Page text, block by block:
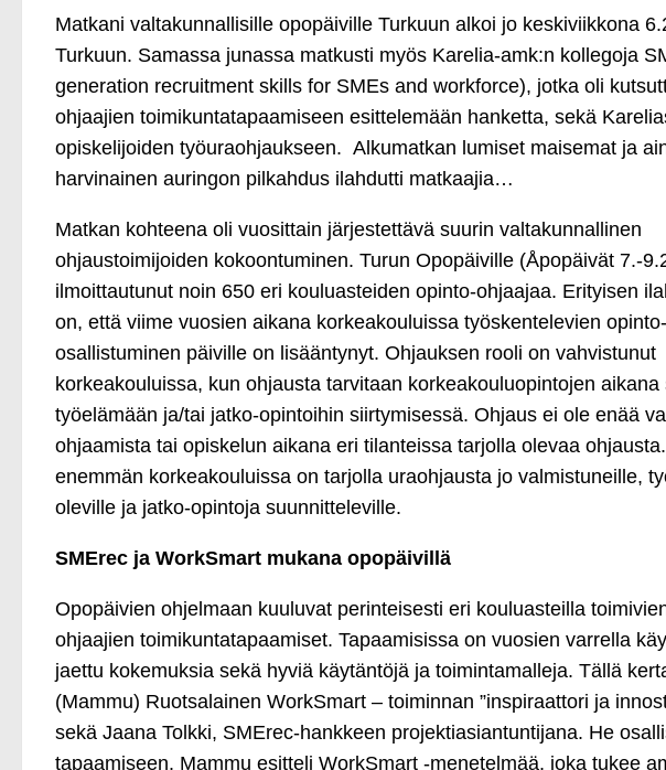
Matkani valtakunnallisille opopäiville Turkuun alkoi jo keskiviikkona
Turkuun. Samassa junassa matkusti myös Karelia-amk:n kollegoja
generation recruitment skills for SMEs and workforce), jotka oli
ohjaajien toimikuntatapaamiseen esittelemään hanketta, sekä
opiskelijoiden työuraohjaukseen. Alkumatkan lumiset maisemat ja
harvinainen auringon pilkahdus ilahdutti matkaajia…
Matkan kohteena oli vuosittain järjestettävä suurin valtakunnallinen
ohjaustoimijoiden kokoontuminen. Turun Opopäiville (Åpopäivät 7.-
ilmoittautunut noin 650 eri kouluasteiden opinto-ohjaajaa. Erityisen
on, että viime vuosien aikana korkeakouluissa työskentelevien
osallistuminen päiville on lisääntynyt. Ohjauksen rooli on vahvistunut
korkeakouluissa, kun ohjausta tarvitaan korkeakouluopintojen aikana
työelämään ja/tai jatko-opintoihin siirtymisessä. Ohjaus ei ole enää
ohjaamista tai opiskelun aikana eri tilanteissa tarjolla olevaa
enemmän korkeakouluissa on tarjolla uraohjausta jo valmistuneille,
oleville ja jatko-opintoja suunnitteleville.
SMErec ja WorkSmart mukana opopäivillä
Opopäivien ohjelmaan kuuluvat perinteisesti eri kouluasteilla
ohjaajien toimikuntatapaamiset. Tapaamisissa on vuosien varrella
jaettu kokemuksia sekä hyviä käytäntöjä ja toimintamalleja. Tällä
(Mammu) Ruotsalainen WorkSmart – toiminnan ”inspiraattori ja
sekä Jaana Tolkki, SMErec-hankkeen projektiasiantuntijana. He
tapaamiseen. Mammu esitteli WorkSmart -menetelmää, joka tukee